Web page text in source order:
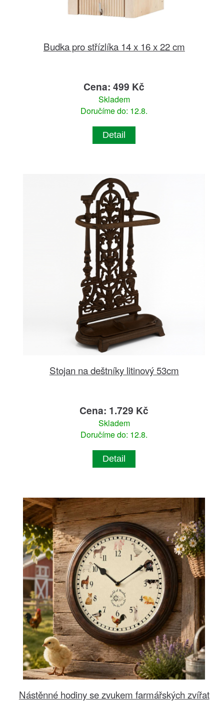
Budka pro střízlíka 14 x 16 x 22 cm
Cena: 499 Kč
Skladem
Doručíme do: 12.8.
Detail
Stojan na deštníky litinový 53cm
Cena: 1.729 Kč
Skladem
Doručíme do: 12.8.
Detail
Nástěnné hodiny se zvukem farmářských zvířat